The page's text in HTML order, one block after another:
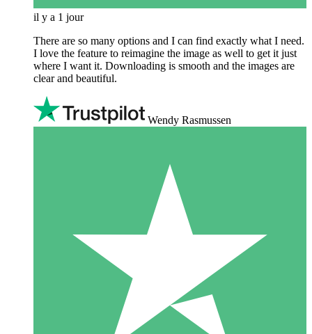
il y a 1 jour
There are so many options and I can find exactly what I need.
I love the feature to reimagine the image as well to get it just
where I want it. Downloading is smooth and the images are
clear and beautiful.
Wendy Rasmussen